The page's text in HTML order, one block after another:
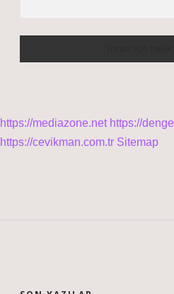
https://mediazone.net https://
https://cevikman.com.tr Sitemap